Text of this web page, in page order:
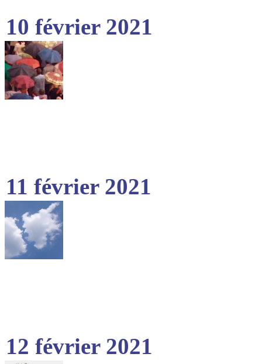
10 février 2021
11 février 2021
12 février 2021